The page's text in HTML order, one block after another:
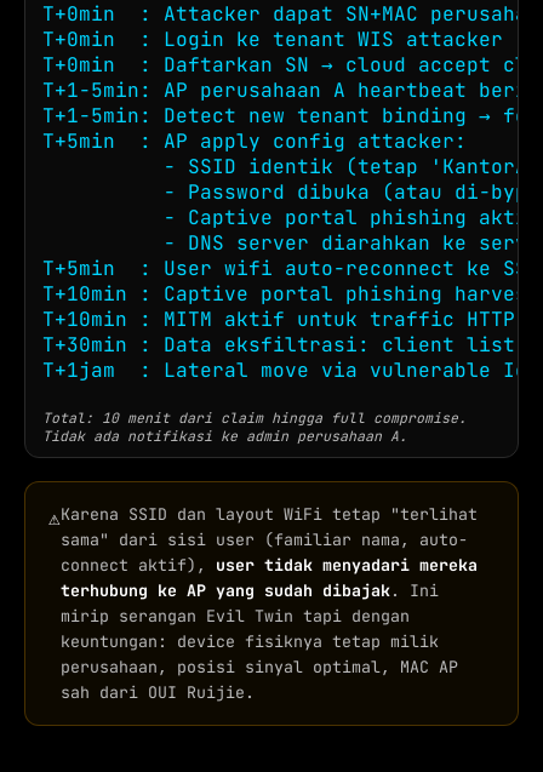
T+0min  : Attacker dapat SN+MAC
T+0min  : Login ke tenant WIS attacker
T+0min  : Daftarkan SN → cloud accept
T+1-5min: AP perusahaan A heartbeat
T+1-5min: Detect new tenant binding →
T+5min  : AP apply config attacker:
- SSID identik (tetap
- Password dibuka (atau di-
          - Captive portal phishing aktif
- DNS server diarahkan ke
T+5min  : User wifi auto-reconnect ke
T+10min : Captive portal phishing
T+10min : MITM aktif untuk traffic HTTP
T+30min : Data eksfiltrasi: client list,
T+1jam  : Lateral move via vulnerable
Total: 10 menit dari claim hingga full compromise.
Tidak ada notifikasi ke admin perusahaan A.
⚠Karena SSID dan layout WiFi tetap "terlihat
sama" dari sisi user (familiar nama, auto-
connect aktif), user tidak menyadari mereka
terhubung ke AP yang sudah dibajak. Ini
mirip serangan Evil Twin tapi dengan
keuntungan: device fisiknya tetap milik
perusahaan, posisi sinyal optimal, MAC AP
sah dari OUI Ruijie.